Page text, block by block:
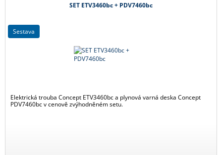
SET ETV3460bc + PDV7460bc
Elektrická trouba Concept ETV3460bc a plynová varná deska Concept
PDV7460bc v cenově zvýhodněném setu.
sestava